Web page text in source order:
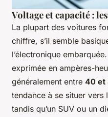
Voltage et capacité :
La plupart des voitures
chiffre, s’il semble
l’électronique
exprimée en ampères-
généralement entre 40 et
tendance à se situer
tandis qu’un SUV ou un